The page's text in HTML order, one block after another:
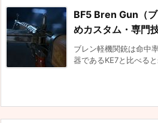
BF5 Bren Gun（
めカスタム・専門
ブレン軽機関銃は命中
器であるKE7と比べる